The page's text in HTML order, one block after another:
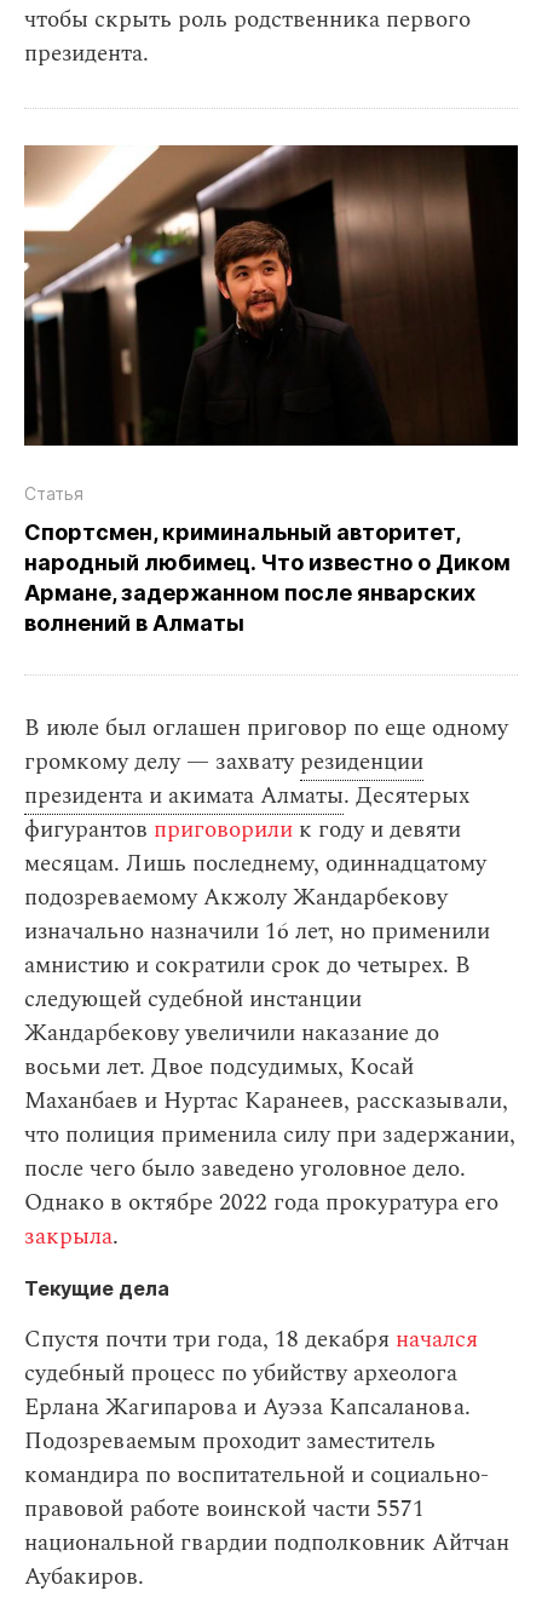
чтобы скрыть роль родственника первого
президента.
Статья
Спортсмен, криминальный авторитет,
народный любимец. Что известно о Диком
Армане, задержанном после январских
волнений в Алматы
В июле был оглашен приговор по еще одному
громкому делу — захватурезиденции
президента и акимата Алматы. Десятерых
фигурантов приговорили к году и девяти
месяцам. Лишь последнему, одиннадцатому
подозреваемому Акжолу Жандарбекову
изначально назначили 16 лет, но применили
амнистию и сократили срок до четырех. В
следующей судебной инстанции
Жандарбекову увеличили наказание до
восьми лет. Двое подсудимых, Косай
Маханбаев и Нуртас Каранеев, рассказывали,
что полиция применила силу при задержании,
после чего было заведено уголовное дело.
Однако в октябре 2022 года прокуратура его
закрыла.
Текущие дела
Спустя почти три года, 18 декабря начался
судебный процесс по убийству археолога
Ерлана Жагипарова и Ауэза Капсаланова.
Подозреваемым проходит заместитель
командира по воспитательной и социально-
правовой работе воинской части 5571
национальной гвардии подполковник Айтчан
Аубакиров.